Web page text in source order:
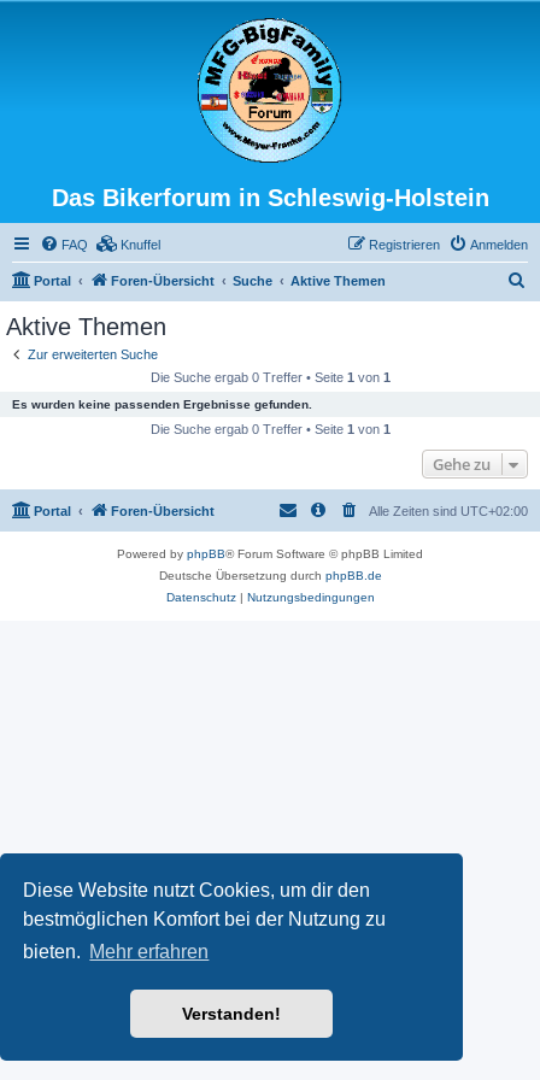
Diese Website nutzt Cookies, um dir den
bestmöglichen Komfort bei der Nutzung zu
bieten. Mehr erfahren
Verstanden!
Das Bikerforum in Schleswig-Holstein
FAQ Knuffel Anmelden
Registrieren
Portal Foren-Übersicht Suche Aktive Themen
Aktive Themen
Zur erweiterten Suche
Die Suche ergab 0 Treffer • Seite 1 von 1
Es wurden keine passenden Ergebnisse gefunden.
Die Suche ergab 0 Treffer • Seite 1 von 1
Gehe zu
Portal Foren-Übersicht Alle Zeiten sind UTC+02:00
Powered by phpBB® Forum Software © phpBB Limited
Deutsche Übersetzung durch phpBB.de
Datenschutz| Nutzungsbedingungen